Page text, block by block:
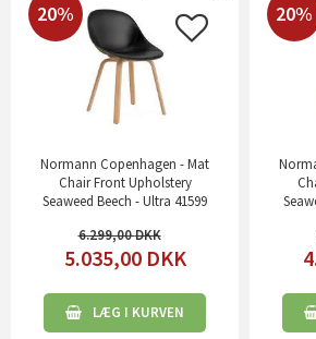
20%
Normann Copenhagen - Mat
Chair Front Upholstery
Seaweed Beech - Ultra 41599
6.299,00
5.035,00 DKK
LÆG I KURVEN
20%